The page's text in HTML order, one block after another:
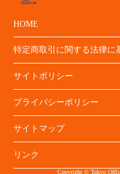
HOME
特定商取引に関する法律に
サイトポリシー
プライバシーポリシー
サイトマップ
リンク
Copyright © Tokyo